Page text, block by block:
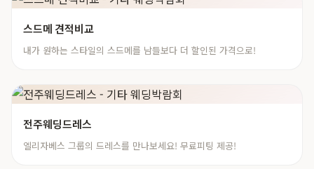
스드메 견적비교
내가 원하는 스타일의 스드메를 남들보다 더 할인된 가격으로!
전주웨딩드레스
엘리자베스 그룹의 드레스를 만나보세요! 무료피팅 제공!